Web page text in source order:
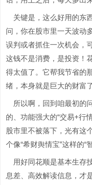
关键是，这么好用的东
问，你在股市里一天波动
误判或者抓住一次机会，
这钱不是消费，是投资！
得太值了。它帮我节省的
绪，本身就是巨大的财富了
所以啊，回到咱最初的
的、功能强大的“交易+行
股市里不被落下，光有这
个像“希财舆情宝”这样的“
用好同花顺是基本生存
息差、高效解读信息，才